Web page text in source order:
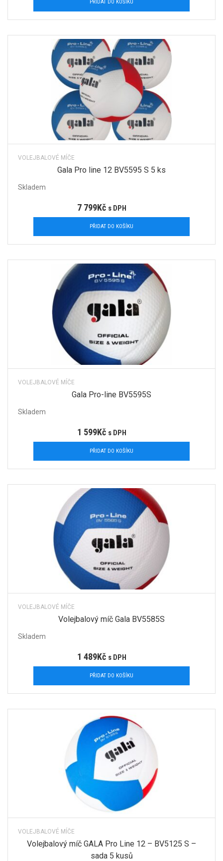
PŘIDAT DO KOŠÍKU
VOLEJBALOVÉ MÍČE
Gala Pro line 12 BV5595 S 5 ks
7 799Kč s DPH
Skladem
PŘIDAT DO KOŠÍKU
VOLEJBALOVÉ MÍČE
Gala Pro-line BV5595S
1 599Kč s DPH
Skladem
PŘIDAT DO KOŠÍKU
VOLEJBALOVÉ MÍČE
Volejbalový míč Gala BV5585S
1 489Kč s DPH
Skladem
PŘIDAT DO KOŠÍKU
VOLEJBALOVÉ MÍČE
Volejbalový míč GALA Pro Line 12 – BV5125 S –
sada 5 kusů